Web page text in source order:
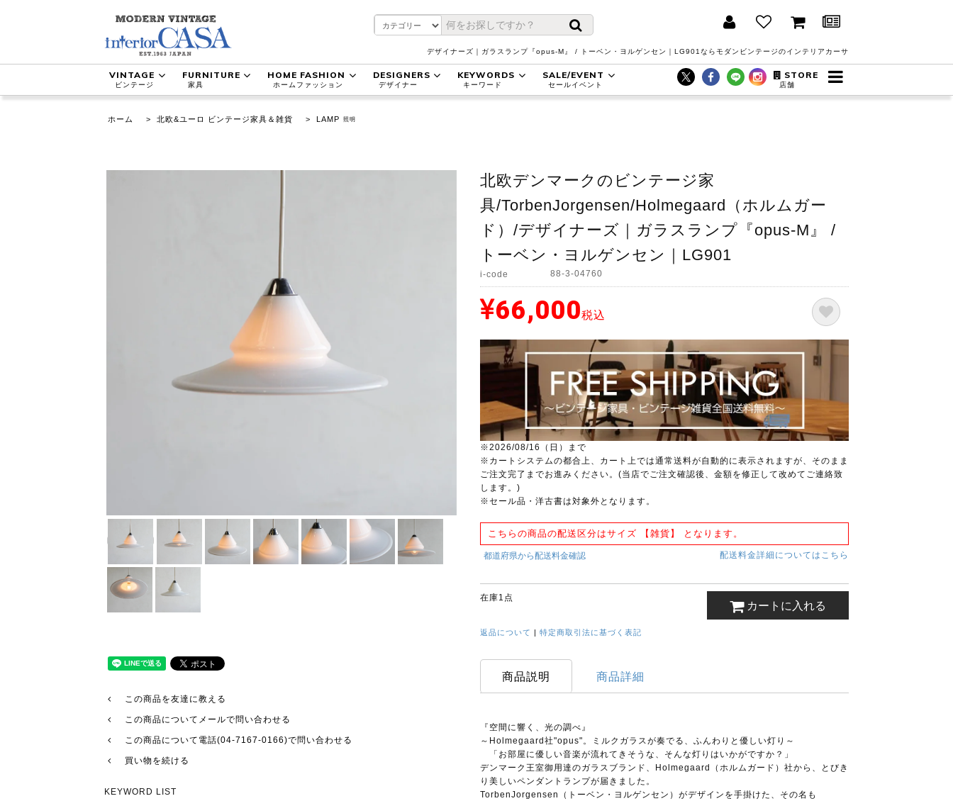
デザイナーズ｜ガラスランプ『opus-M』 / トーベン・ヨルゲンセン｜LG901ならモダンビンテージのインテリアカーサ
VINTAGE
ビンテージ
FURNITURE
家具
HOME FASHION
ホームファッション
DESIGNERS
デザイナー
KEYWORDS
キーワード
SALE/EVENT
セールイベント
STORE
店舗
ホーム > 北欧&ユーロ ビンテージ家具＆雑貨 > LAMP 照明
この商品を友達に教える
この商品についてメールで問い合わせる
この商品について電話(04-7167-0166)で問い合わせる
買い物を続ける
KEYWORD LIST
北欧デンマークのビンテージ家
具/TorbenJorgensen/Holmegaard（ホルムガー
ド）/デザイナーズ｜ガラスランプ『opus-M』 /
トーベン・ヨルゲンセン｜LG901
i-code 88-3-04760
66,000税込
※2026/08/16（日）まで
※カートシステムの都合上、カート上では通常送料が自動的に表示されますが、そのまま
ご注文完了までお進みください。(当店でご注文確認後、金額を修正して改めてご連絡致
します。)
※セール品・洋古書は対象外となります。
こちらの商品の配送区分はサイズ 【雑貨】 となります。
配送料金詳細についてはこちら
在庫1点 カートに入れる
返品について 特定商取引法に基づく表記
商品説明 商品詳細
『空間に響く、光の調べ』
～Holmegaard社"opus"。ミルクガラスが奏でる、ふんわりと優しい灯り～
「お部屋に優しい音楽が流れてきそうな、そんな灯りはいかがですか？」
デンマーク王室御用達のガラスブランド、Holmegaard（ホルムガード）社から、とびき
り美しいペンダントランプが届きました。
TorbenJorgensen（トーベン・ヨルゲンセン）がデザインを手掛けた、その名も